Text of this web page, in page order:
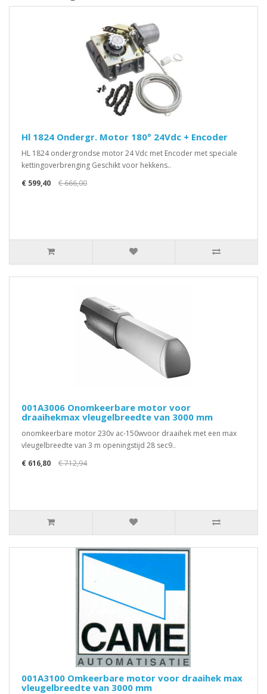
Hl 1824 Ondergr. Motor 180° 24Vdc + Encoder
HL 1824 ondergrondse motor 24 Vdc met Encoder met speciale
kettingoverbrenging Geschikt voor hekkens..
€ 599,40
€ 666,00
001A3006 Onomkeerbare motor voor
draaihekmax vleugelbreedte van 3000 mm
onomkeerbare motor 230v ac-150wvoor draaihek met een max
vleugelbreedte van 3 m openingstijd 28 sec9..
€ 616,80
€ 712,94
001A3100 Omkeerbare motor voor draaihek max
vleugelbreedte van 3000 mm